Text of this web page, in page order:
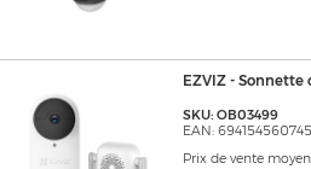
EZVIZ - Sonnette
SKU: OB03499
EAN:
Prix de vente